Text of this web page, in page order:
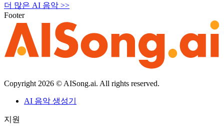
더 많은 AI 음악 >>
Footer
Copyright 2026 © AISong.ai. All rights reserved.
AI 음악 생성기
지원